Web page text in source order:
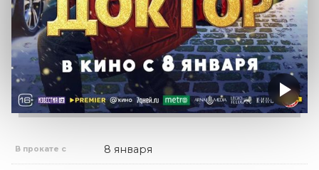
В прокате с 8 января